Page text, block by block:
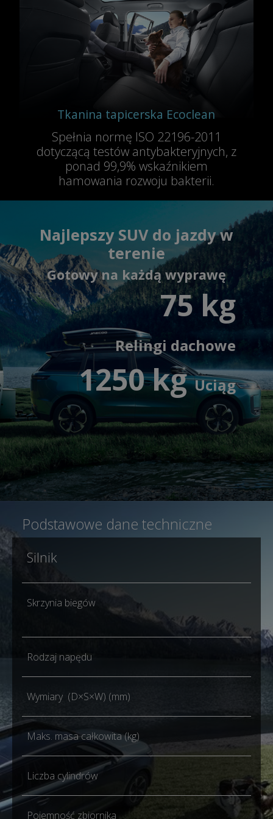
Tkanina tapicerska Ecoclean
Spełnia normę ISO 22196-2011
dotyczącą testów antybakteryjnych, z
ponad 99,9% wskaźnikiem
hamowania rozwoju bakterii.
Najlepszy SUV do jazdy w
terenie
Gotowy na każdą wyprawę
75 kg
Relingi dachowe
1250 kgUciąg
Podstawowe dane techniczne
Silnik
Skrzynia biegów
Rodzaj napędu
Wymiary (D×S×W) (mm)
Maks. masa całkowita (kg)
Liczba cylindrów 4
Pojemność zbiornika
51